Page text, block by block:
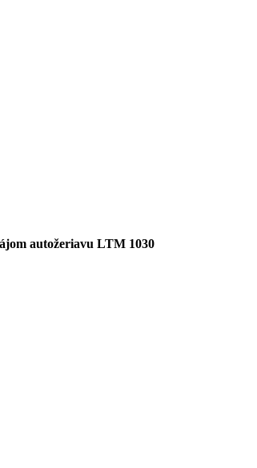
autožeriavu LTM 1030